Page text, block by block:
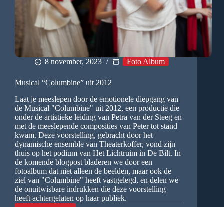
8 november, 2023 Foto Album
Musical “Columbine” uit 2012
Laat je meeslepen door de emotionele diepgang van
de Musical "Columbine" uit 2012, een productie die
onder de artistieke leiding van Petra van der Steeg en
met de meeslepende composities van Peter tot stand
kwam. Deze voorstelling, gebracht door het
dynamische ensemble van Theaterkoffer, vond zijn
thuis op het podium van Het Lichtruim in De Bilt. In
de komende blogpost bladeren we door een
fotoalbum dat niet alleen de beelden, maar ook de
ziel van "Columbine" heeft vastgelegd, en delen we
de onuitwisbare indrukken die deze voorstelling
heeft achtergelaten op haar publiek.